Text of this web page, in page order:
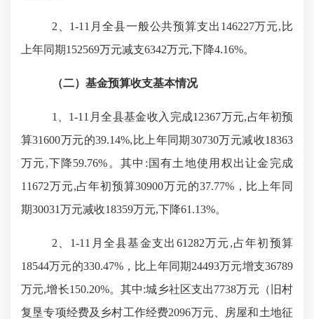
2、1-11月全县一般公共预算支出146227万元,比
上年同期152569万元减支6342万元,下降4.16%。
（二）基金预算收支基本情况
1、1-11月全县基金收入完成12367万元,占年初预
算31600万元的39.14%,比上年同期30730万元减收18363
万元,下降59.76%。其中:国有土地使用权出让金完成
11672万元,占年初预算30900万元的37.77%，比上年同
期30031万元减收18359万元,下降61.13%。
2、1-11月全县基金支出61282万元,占年初预算
18544万元的330.47%，比上年同期24493万元增支36789
万元,增长150.20%。其中:城乡社区支出7738万元（旧村
复垦专项经费及乡村工作经费2096万元、房屋和土地征